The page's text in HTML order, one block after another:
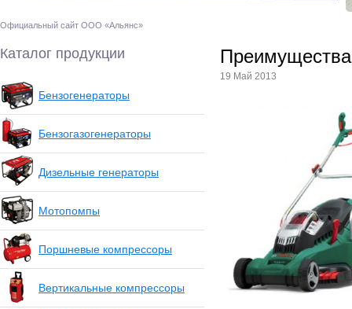
Официальный сайт ООО «Альянс»
Каталог продукции
Бензогенераторы
Бензогазогенераторы
Дизельные генераторы
Мотопомпы
Поршневые компрессоры
Вертикальные компрессоры
Преимущества
19 Май 2013